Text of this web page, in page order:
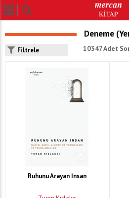
Deneme
Filtrele 10347 Adet
Ruhunu Arayan İnsan